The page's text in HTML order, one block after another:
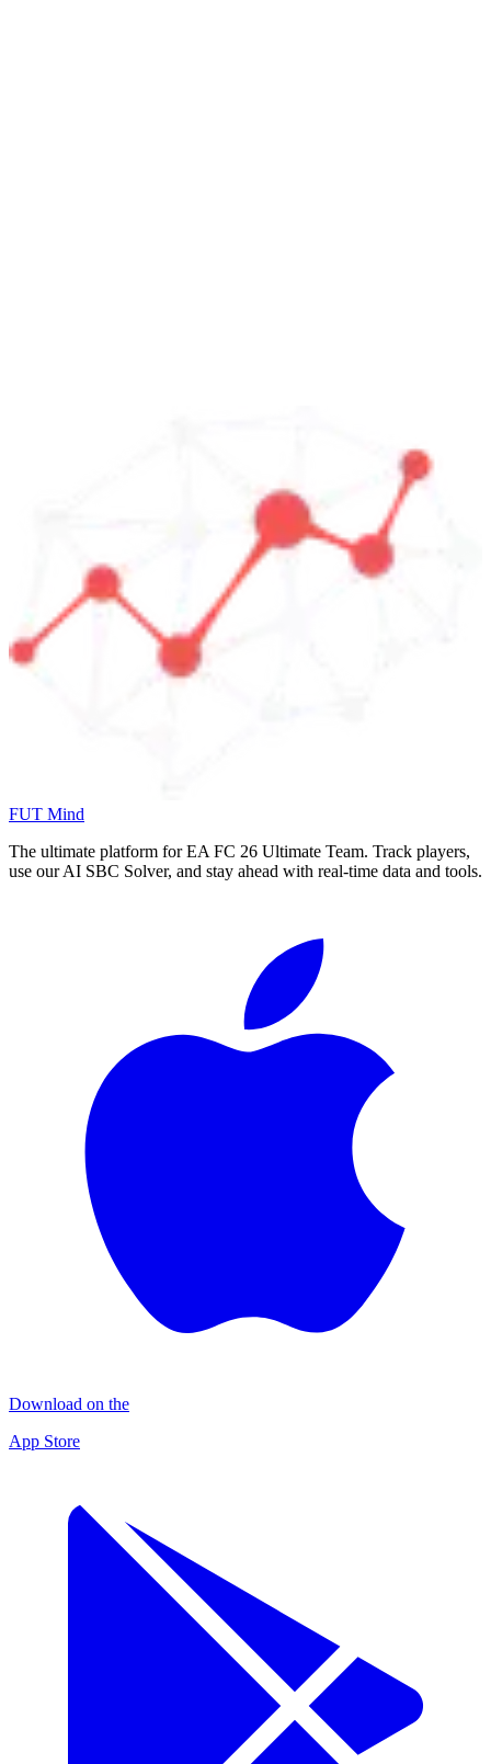
FUT Mind
The ultimate platform for EA FC 26 Ultimate Team. Track players,
use our AI SBC Solver, and stay ahead with real-time data and tools.
Download on the
App Store